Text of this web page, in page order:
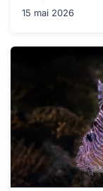
15 mai 2026